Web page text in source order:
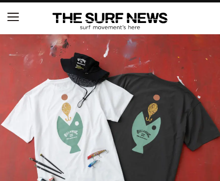
NSAと茅ヶ崎市が包括連携協定を締結 自治体との
協定は全国初、サーフィンを軸に地域活性化へ
【五十嵐カノア独占インタビュー】旧友レオ、ジャ
ックとの豪華プライベートセッション
S.ONE ショート＆ロング開幕戦・現地リポート（高
橋みなと）
ニュース
製品情報